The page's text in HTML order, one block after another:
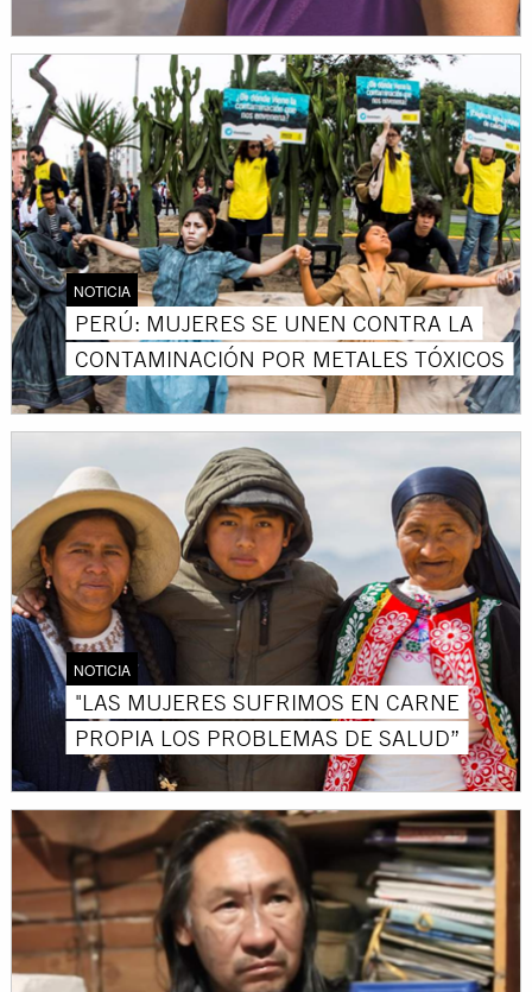
NOTICIA
PERÚ: MUJERES SE UNEN CONTRA LA
CONTAMINACIÓN POR METALES TÓXICOS
NOTICIA
"LAS MUJERES SUFRIMOS EN CARNE
PROPIA LOS PROBLEMAS DE SALUD”